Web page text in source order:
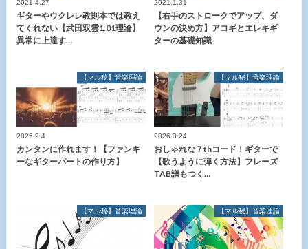
2021.4.27
ギターやウクレレ教則本では教え
てくれない【武田双雲1.01理論】
異常に上達す…
2021.1.31
【右手のストロークでアップ、ダ
ウンの決め方】アコギとエレキギ
ターの基礎知識
【マル秘】音楽理論
2025.9.4
カンタンに作れます！【ファンキ
ーなギターパートの作り方】
【マル秘】音楽理論
2026.3.24
おしゃれな７thコード！ギターで
【歌うように弾く方法】フレーズ
TAB譜もつく…
【マル秘】音楽理論 【マル秘】音楽理論